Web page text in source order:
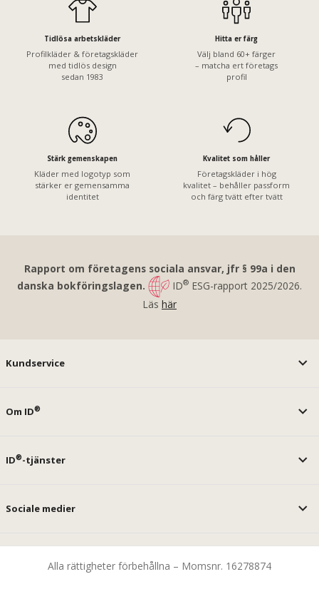
Tidlösa arbetskläder
Profilkläder & företagskläder
med tidlös design
sedan 1983
Hitta er färg
Välj bland 60+ färger
– matcha ert företags
profil
Stärk gemenskapen
Kläder med logotyp som
stärker er gemensamma
identitet
Kvalitet som håller
Företagskläder i hög
kvalitet – behåller passform
och färg tvätt efter tvätt
Rapport om företagens sociala ansvar, jfr § 99a i den
danska bokföringslagen.
ID® ESG-rapport 2025/2026.
Läs här
Kundservice
Om ID®
ID®-tjänster
Sociale medier
Alla rättigheter förbehållna – Momsnr. 16278874